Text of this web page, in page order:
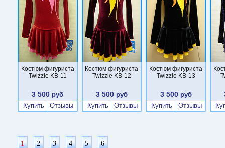
Костюм фигуриста
Twizzle KB-11
3 500 руб
Купить
Отзывы
Костюм фигуриста
Twizzle KB-12
3 500 руб
Купить
Отзывы
Костюм фигуриста
Twizzle KB-13
3 500руб
Купить
Отзывы
1 2 3 4 5 6